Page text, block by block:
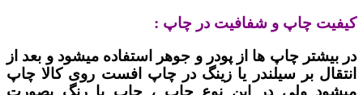
کیفیت چاپ و شفافیت در چاپ :
در بیشتر چاپ ها از پودر و جوهر استفاده میشود و بعد از
انتقال بر سیلندر یا زینگ در چاپ افست روی کالا چاپ
میشود ولی در این نوع چاپ ، چاپ با رنگ بصورت